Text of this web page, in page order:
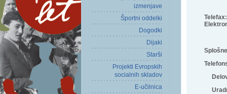
izmenjave
Športni oddelki
Dogodki
Dijaki
Starši
Projekti Evropskih
socialnih skladov
E-učilnica
Telefax: